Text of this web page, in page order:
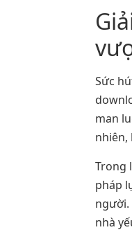
Sức
man
nhiên,
Trong
pháp
người.
nhà